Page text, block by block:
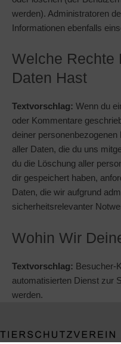
werden). Administratoren
Informationen ebenfalls
Welche Rechte
Daten Hast
Textvorschlag: Wenn du
oder Kommentare
deiner
aller Daten, die du uns
du die Löschung aller
dir gespeichert haben,
Daten, die wir aufgrund
sicherheitsrelevanter
Wohin Wir
Textvorschlag: Besucher-
automatisierten Dienst zur
werden.